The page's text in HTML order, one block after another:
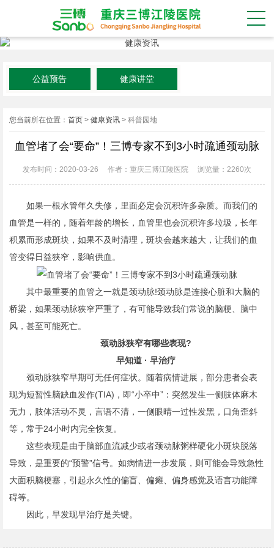
公益预告 健康讲堂
您当前所在位置： 首页 > 健康资讯 > 科普园地
血管堵了会“要命”！三博专家不到3小时疏通颈动脉
发布时间：2020-03-26 作者：重庆三博江陵医院 浏览量： 2260次
如果一根水管年久失修，里面必定会沉积许多杂质。而我们的
血管是一样的，随着年龄的增长，血管里也会沉积许多垃圾，长年
积累而形成斑块，如果不及时清理，斑块会越来越大，让我们的血
管变得日益狭窄，影响供血。
其中最重要的血管之一就是颈动脉!颈动脉是连接心脏和大脑的
桥梁，如果颈动脉狭窄严重了，有可能导致我们常说的脑梗、脑中
风，甚至可能死亡。
颈动脉狭窄有哪些表现?
早知道 · 早治疗
颈动脉狭窄早期可无任何症状。随着病情进展，部分患者会表
现为短暂性脑缺血发作(TIA)，即“小卒中”：突然发生一侧肢体麻木
无力，肢体活动不灵，言语不清，一侧眼晴一过性发黑，口角歪斜
等，常于24小时内完全恢复。
这些表现是由于脑部血流减少或者颈动脉粥样硬化小斑块脱落
导致，是重要的“预警”信号。如病情进一步发展，则可能会导致急性
大面积脑梗塞，引起永久性的偏盲、偏瘫、偏身感觉及语言功能障
碍等。
因此，早发现早治疗是关键。